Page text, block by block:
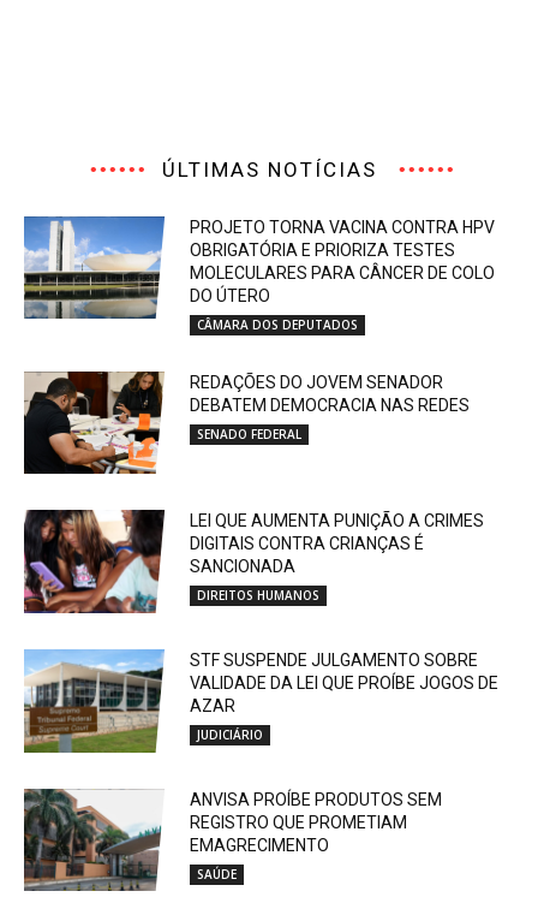
ÚLTIMAS NOTÍCIAS
PROJETO TORNA VACINA CONTRA HPV
OBRIGATÓRIA E PRIORIZA TESTES
MOLECULARES PARA CÂNCER DE COLO
DO ÚTERO
CÂMARA DOS DEPUTADOS
REDAÇÕES DO JOVEM SENADOR
DEBATEM DEMOCRACIA NAS REDES
SENADO FEDERAL
LEI QUE AUMENTA PUNIÇÃO A CRIMES
DIGITAIS CONTRA CRIANÇAS É
SANCIONADA
DIREITOS HUMANOS
STF SUSPENDE JULGAMENTO SOBRE
VALIDADE DA LEI QUE PROÍBE JOGOS DE
AZAR
JUDICIÁRIO
ANVISA PROÍBE PRODUTOS SEM
REGISTRO QUE PROMETIAM
EMAGRECIMENTO
SAÚDE